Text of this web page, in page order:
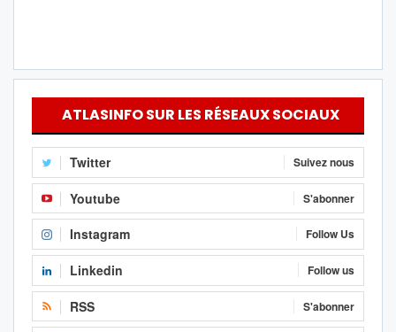
ATLASINFO SUR LES RÉSEAUX SOCIAUX
Twitter Suivez nous
Youtube S'abonner
Instagram Follow Us
Linkedin Follow us
RSS S'abonner